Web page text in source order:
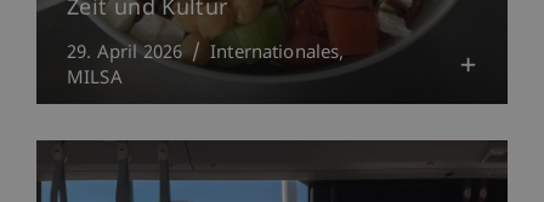
Zeit und Kultur
29. April 2026
Internationales
MILSA